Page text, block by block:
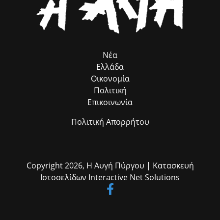
Νέα
Ελλάδα
Οικονομία
Πολιτική
Επικοινωνία
Πολιτική Απορρήτου
Copyright 2026, Η Αυγή Πύργου | Κατασκευή
Ιστοσελίδων Interactive Net Solutions